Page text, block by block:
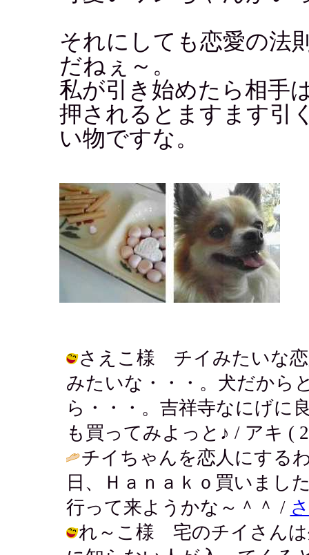
それにしても恋愛の法
だねぇ～。
私が引き始めたら相手
押されるとますます引
い物ですな。
さえこ様 チイみたいな恋
みたいな・・・。犬だから
ら・・・。吉祥寺なにげに
も買ってみよっと♪ / アキ (
チイちゃんを恋人にする
日、Ｈａｎａｋｏ買いまし
行って来ようかな～＾＾ /
れ～こ様 宅のチイさんは